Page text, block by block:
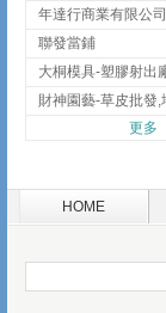
聯發當鋪
更多
HOME